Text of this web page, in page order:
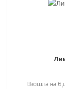
Взошла на 6